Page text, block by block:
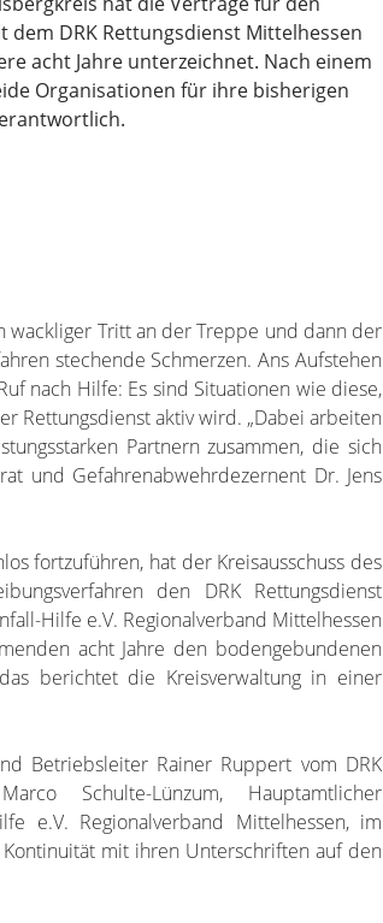
DRK Rettungsdienst Mittelhessen
acht Jahre unterzeichnet. Nach einem
Organisationen für ihre bisherigen
wackliger Tritt an der Treppe und dann der
stechende Schmerzen. Ans Aufstehen
nach Hilfe: Es sind Situationen wie diese,
Rettungsdienst aktiv wird. „Dabei arbeiten
Partnern zusammen, die sich
und Gefahrenabwehrdezernent Dr. Jens
fortzuführen, hat der Kreisausschuss des
den DRK Rettungsdienst
Hilfe e.V. Regionalverband Mittelhessen
acht Jahre den bodengebundenen
berichtet die Kreisverwaltung in einer
Betriebsleiter Rainer Ruppert vom DRK
Schulte-Lünzum, Hauptamtlicher
e.V. Regionalverband Mittelhessen, im
mit ihren Unterschriften auf den